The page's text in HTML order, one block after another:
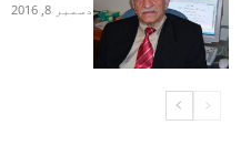
دسمبر 8, 2016